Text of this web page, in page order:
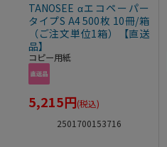
TANOSEE αエコペーパー
タイプS A4 500枚 10冊/箱
（ご注文単位1箱）【直送
品】
コピー用紙
5,215円(税込)
2501700153716